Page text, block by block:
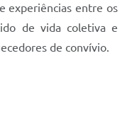
experiências entre os
de vida coletiva e
de convívio.